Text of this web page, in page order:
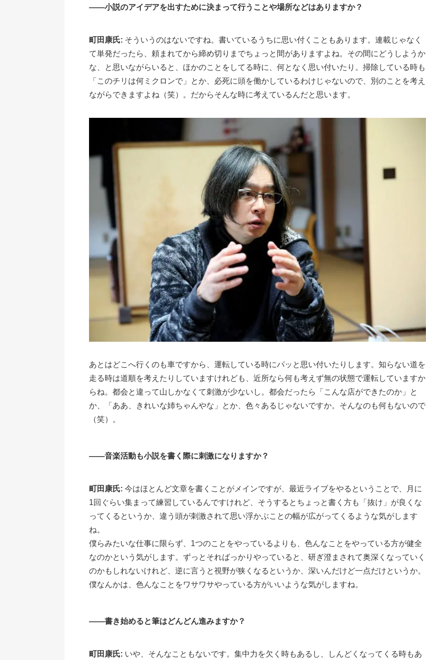
――小説のアイデアを出すために決まって行うことや場所などはありますか？
町田康氏: そういうのはないですね。書いているうちに思い付くこともあります。連載じゃなく
て単発だったら、頼まれてから締め切りまでちょっと間がありますよね。その間にどうしようか
な、と思いながらいると、ほかのことをしてる時に、何となく思い付いたり。掃除している時も
「このチリは何ミクロンで」とか、必死に頭を働かしているわけじゃないので、別のことを考え
ながらできますよね（笑）。だからそんな時に考えているんだと思います。
あとはどこへ行くのも車ですから、運転している時にパッと思い付いたりします。知らない道を
走る時は道順を考えたりしていますけれども、近所なら何も考えず無の状態で運転していますか
らね。都会と違って山しかなくて刺激が少ないし。都会だったら「こんな店ができたのか」と
か、「ああ、きれいな姉ちゃんやな」とか、色々あるじゃないですか。そんなのも何もないので
（笑）。
――音楽活動も小説を書く際に刺激になりますか？
町田康氏: 今はほとんど文章を書くことがメインですが、最近ライブをやるということで、月に
1回ぐらい集まって練習しているんですけれど、そうするとちょっと書く方も「抜け」が良くな
ってくるというか、違う頭が刺激されて思い浮かぶことの幅が広がってくるような気がします
ね。
僕らみたいな仕事に限らず、1つのことをやっているよりも、色んなことをやっている方が健全
なのかという気がします。ずっとそればっかりやっていると、研ぎ澄まされて奥深くなっていく
のかもしれないけれど、逆に言うと視野が狭くなるというか、深いんだけど一点だけというか。
僕なんかは、色んなことをワサワサやっている方がいいような気がしますね。
――書き始めると筆はどんどん進みますか？
町田康氏: いや、そんなこともないです。集中力を欠く時もあるし、しんどくなってくる時もあ